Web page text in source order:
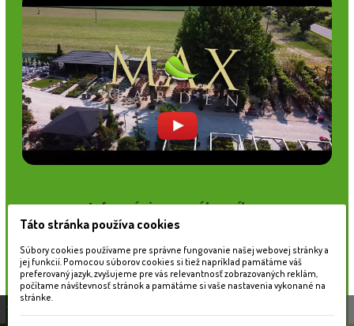
Informácie pre zákazníkov
Blog
Obchodné podmienky
Ochrana osobných údajov
Platobné možnosti
Táto stránka používa súbory cookies, ktoré nám
Táto stránka používa cookies
Súbory cookies používame pre správne fungovanie našej webovej stránky a
jej funkcií. Pomocou súborov cookies si tiež napríklad pamätáme váš
preferovaný jazyk, zvyšujeme pre vás relevantnosť zobrazovaných reklám,
počítame návštevnosť stránok a pamätáme si vaše nastavenia vykonané na
stránke.